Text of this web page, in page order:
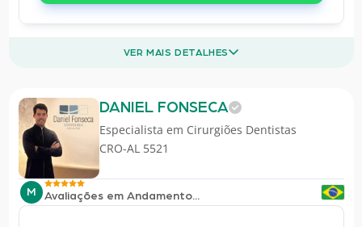
VER MAIS DETALHES
DANIEL FONSECA
Especialista em Cirurgiões Dentistas
CRO-AL 5521
M Avaliações em Andamento...